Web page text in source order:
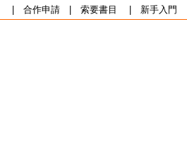
合作申請| 索要書目 新手入門